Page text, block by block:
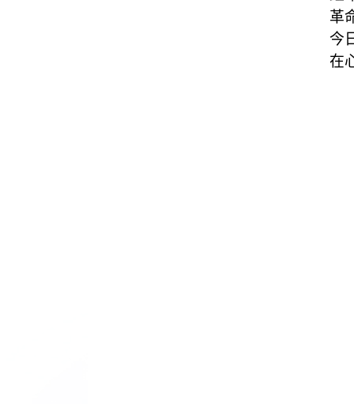
革
今
在